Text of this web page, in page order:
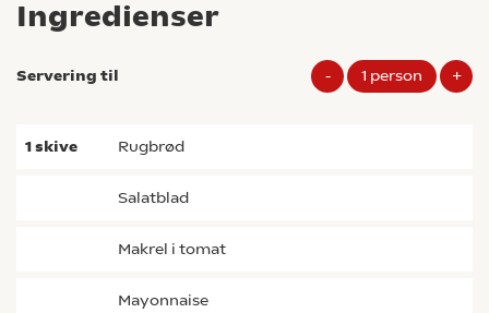
Ingredienser
Servering til - 1 person +
1skive rugbrød
salatblad
Makrel i tomat
mayonnaise